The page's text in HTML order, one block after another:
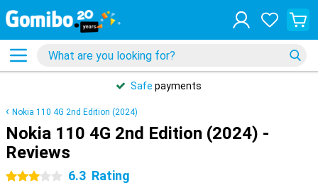
Safe payments
Nokia 110 4G 2nd Edition (2024)
Nokia 110 4G 2nd Edition (2024) -
Reviews
3 stars 6.3 Rating